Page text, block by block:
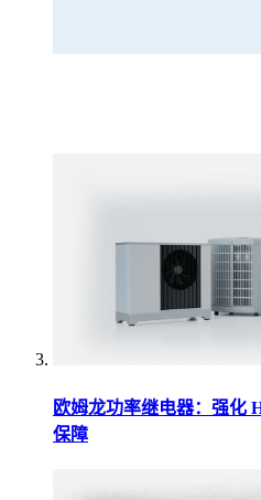
欧姆龙功率继电器：强化
保障